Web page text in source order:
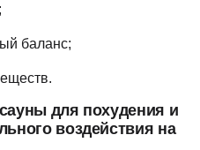
баланс;
для похудения и
воздействия на